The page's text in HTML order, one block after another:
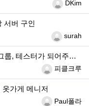
등록자DKim
서버 구인
등록자surah
테스터가 되어주세요…
등록자피클크루
가게 메니저
등록자Paul폴라